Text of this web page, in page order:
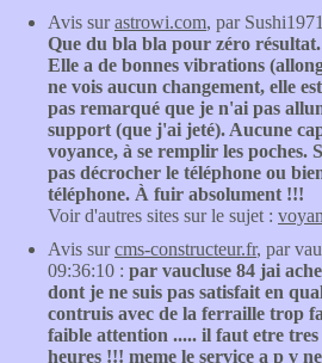
Avis surastrowi.com, par
Que du bla bla pour zéro
Elle a de bonnes vibrations
ne vois aucun changement, elle
pas remarqué que je n'ai pas
support (que j'ai jeté). Aucune
voyance, à se remplir les poches.
pas décrocher le téléphone ou
téléphone. À fuir absolument !!!
Voir d'autres sites sur le sujet :
Avis surcms-constructeur.fr, par
09:36:10 : par vaucluse 84 jai
dont je ne suis pas satisfait en
contruis avec de la ferraille trop
faible attention ..... il faut etre
heures !!! meme le service a p v